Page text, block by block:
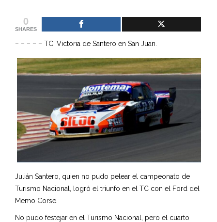
link
Author
or
other
works.
admin
0
SHARES
– – – – – TC: Victoria de Santero en San Juan.
Julián Santero, quien no pudo pelear el campeonato de
Turismo Nacional, logró el triunfo en el TC con el Ford del
Memo Corse.
No pudo festejar en el Turismo Nacional, pero el cuarto